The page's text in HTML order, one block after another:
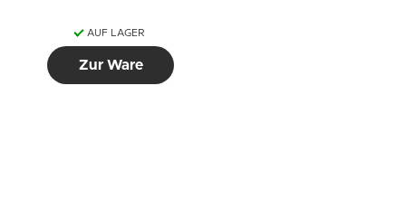
AUF LAGER
Zur Ware